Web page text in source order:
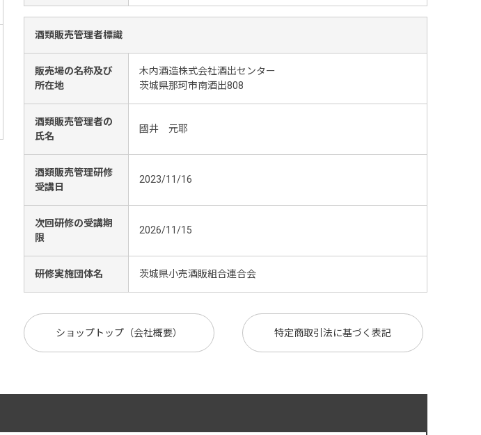
酒類販売管理者標識
販売場の名称及び
所在地
木内酒造株式会社酒出センター
茨城県那珂市南酒出808
酒類販売管理者の
氏名
國井 元耶
酒類販売管理研修
受講日
2023/11/16
次回研修の受講期
限
2026/11/15
研修実施団体名 茨城県小売酒販組合連合会
ショップトップ（会社概要） 特定商取引法に基づく表記